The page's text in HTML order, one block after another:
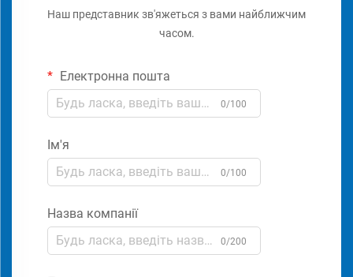
Наш представник зв'яжеться з вами найближчим
часом.
Електронна пошта
0/100
Ім'я
0/100
Назва компанії
0/200